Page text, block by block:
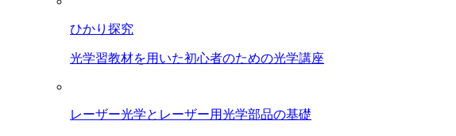
ひかり探究
光学習教材を用いた初心者のための光学講座
レーザー光学とレーザー用光学部品の基礎